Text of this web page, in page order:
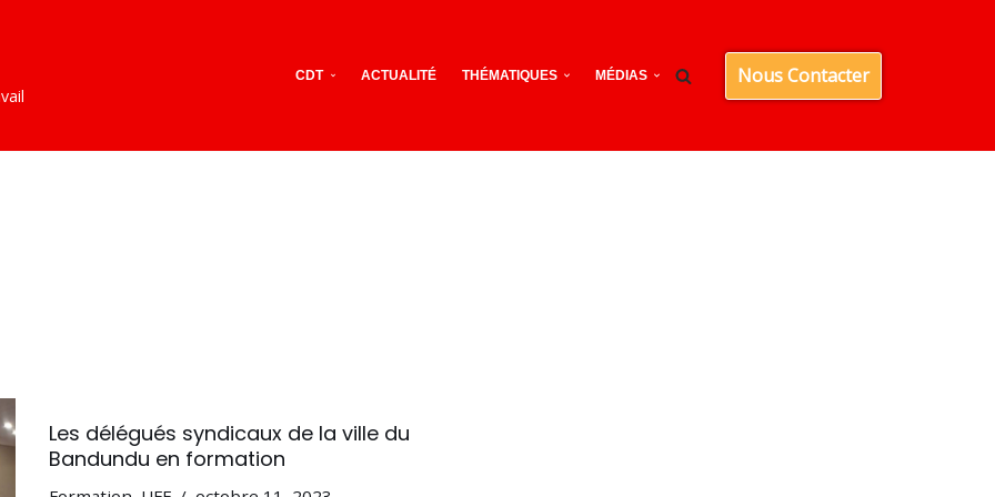
CDT ACTUALITÉ THÉMATIQUES MÉDIAS Nous Contacter
Les délégués syndicaux de la ville du
Bandundu en formation